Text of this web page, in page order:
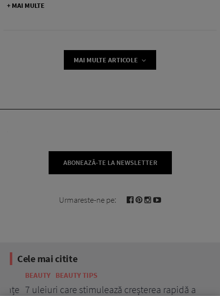
+ MAI MULTE
MAI MULTE ARTICOLE
ABONEAZĂ-TE LA NEWSLETTER
Urmareste-ne pe:
Cele mai citite
BEAUTY BEAUTY TIPS
7 uleiuri care stimulează creșterea rapidă a